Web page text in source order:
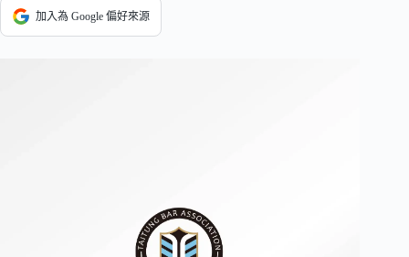
加入為 Google 偏好來源